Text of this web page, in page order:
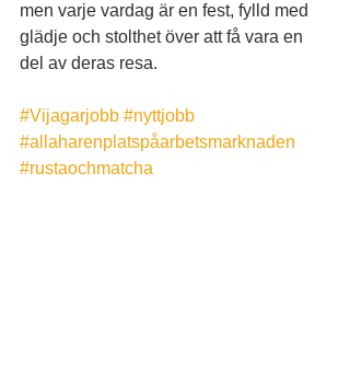
men varje vardag är en fest, fylld med
glädje och stolthet över att få vara en
del av deras resa.
#Vijagarjobb #nyttjobb
#allaharenplatspåarbetsmarknaden
#rustaochmatcha